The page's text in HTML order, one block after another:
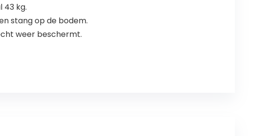
43 kg.
stang op de bodem.
weer beschermt.